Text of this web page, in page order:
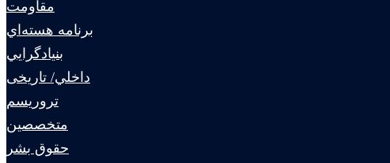
مقاومت
برنامه هسته‌اي
بنيادگرايي
داخلي/ تاریخی
تروريسم
متخصصين
حقوق بشر